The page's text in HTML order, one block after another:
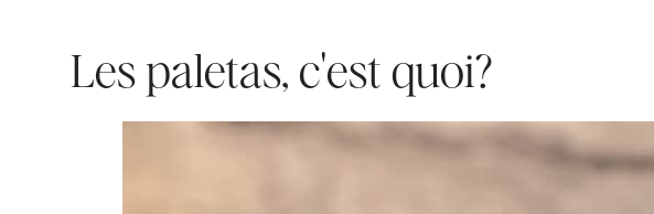
Les paletas, c'est quoi?